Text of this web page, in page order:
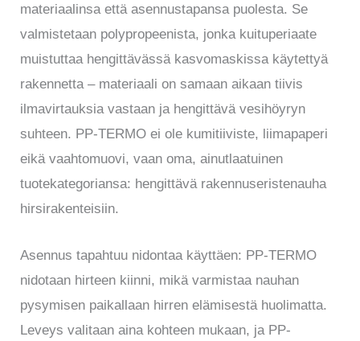
materiaalinsa että asennustapansa puolesta. Se
valmistetaan polypropeenista, jonka kuituperiaate
muistuttaa hengittävässä kasvomaskissa käytettyä
rakennetta – materiaali on samaan aikaan tiivis
ilmavirtauksia vastaan ja hengittävä vesihöyryn
suhteen. PP-TERMO ei ole kumitiiviste, liimapaperi
eikä vaahtomuovi, vaan oma, ainutlaatuinen
tuotekategoriansa: hengittävä rakennuseristenauha
hirsirakenteisiin.
Asennus tapahtuu nidontaa käyttäen: PP-TERMO
nidotaan hirteen kiinni, mikä varmistaa nauhan
pysymisen paikallaan hirren elämisestä huolimatta.
Leveys valitaan aina kohteen mukaan, ja PP-